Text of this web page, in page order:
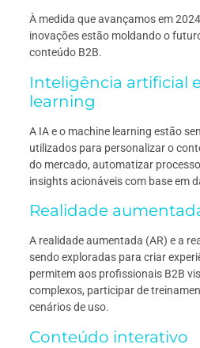
À medida que avançamos em
inovações estão moldando o
conteúdo B2B.
Inteligência artificial
learning
A IA e o machine learning estão
utilizados para personalizar o
do mercado, automatizar
insights acionáveis com base em
Realidade
A realidade aumentada (AR) e a
sendo exploradas para criar
permitem aos profissionais B2B
complexos, participar de
cenários de uso.
Conteúdo interativo